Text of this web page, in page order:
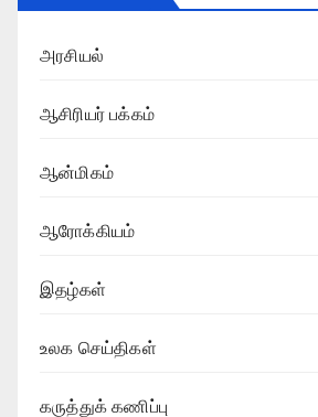
அரசியல்
ஆசிரியர் பக்கம்
ஆன்மிகம்
ஆரோக்கியம்
இதழ்கள்
உலக செய்திகள்
கருத்துக் கணிப்பு